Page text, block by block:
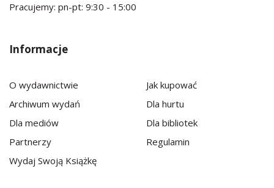
Pracujemy: pn-pt: 9:30 - 15:00
Informacje
O wydawnictwie
Archiwum wydań
Dla mediów
Partnerzy
Wydaj Swoją Książkę
Jak kupować
Dla hurtu
Dla bibliotek
Regulamin